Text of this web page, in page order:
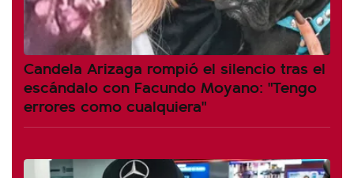
Candela Arizaga rompió el silencio tras el
escándalo con Facundo Moyano: "Tengo
errores como cualquiera"